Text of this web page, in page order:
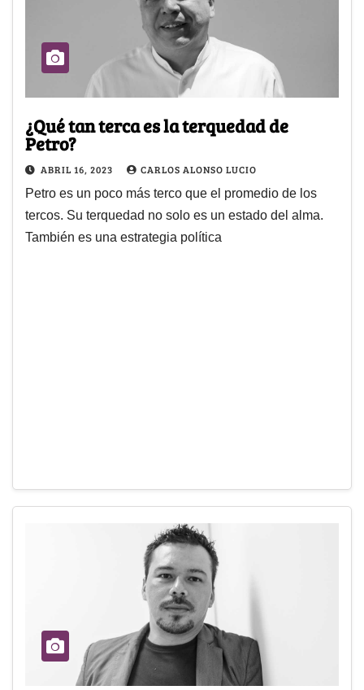
¿Qué tan terca es la terquedad de
Petro?
ABRIL 16, 2023 CARLOS ALONSO LUCIO
Petro es un poco más terco que el promedio de los
tercos. Su terquedad no solo es un estado del alma.
También es una estrategia política